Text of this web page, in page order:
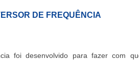
DE FREQUÊNCIA
foi desenvolvido para fazer com